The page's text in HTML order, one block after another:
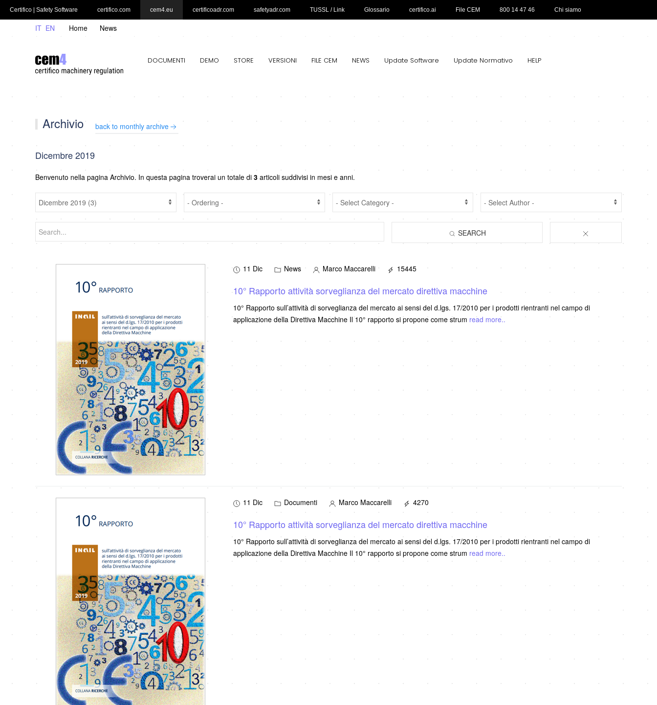
Certifico | Safety Software certifico.com cem4.eu certificoadr.com safetyadr.com TUSSL / Link Glossario certifico.ai File CEM 800 14 47 46 Chi siamo
IT EN Home News
DOCUMENTI DEMO STORE VERSIONI FILE CEM NEWS Update Software Update Normativo HELP
Archivio back to monthly archive
Dicembre 2019
Benvenuto nella pagina Archivio. In questa pagina troverai un totale di 3 articoli suddivisi in mesi e anni.
SEARCH
11 Dic News Marco Maccarelli 15445
10° Rapporto attività sorveglianza del mercato direttiva macchine
10° Rapporto sull’attività di sorveglianza del mercato ai sensi del d.lgs. 17/2010 per i prodotti rientranti nel campo di
applicazione della Direttiva Macchine Il 10° rapporto si propone come strum read more..
11 Dic Documenti Marco Maccarelli 4270
10° Rapporto attività sorveglianza del mercato direttiva macchine
10° Rapporto sull’attività di sorveglianza del mercato ai sensi del d.lgs. 17/2010 per i prodotti rientranti nel campo di
applicazione della Direttiva Macchine Il 10° rapporto si propone come strum read more..